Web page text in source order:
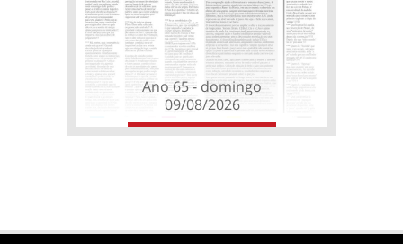
Ano 65 - domingo
09/08/2026